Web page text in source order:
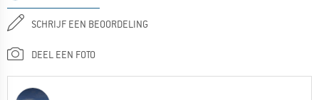
SCHRIJF EEN BEOORDELING
DEEL EEN FOTO